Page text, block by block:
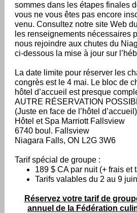
sommes dans les étapes finales
vous ne vous êtes pas encore
venu. Consultez notre site Web
les renseignements nécessaires
nous rejoindre aux chutes du
ci-dessous la mise à jour sur
La date limite pour réserver les
congrès est le 4 mai. Le bloc de
hôtel d’accueil est presque
AUTRE RÉSERVATION
(Juste en face de l’hôtel d’accueil)
Hôtel et Spa Marriott Fallsview
6740 boul. Fallsview
Niagara Falls, ON L2G 3W6
Tarif spécial de groupe :
189 $ CA par nuit (+ frais et
Tarifs valables du 2 au 9
Réservez votre tarif de
annuel de la Fédération